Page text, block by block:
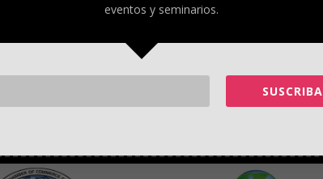
en-estados-unidos-a-noviembre-cayo-y-fue-de-7-1-575538
eventos y seminarios.